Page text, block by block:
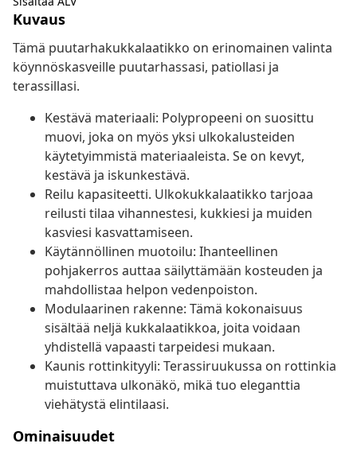
Kuvaus
Tämä puutarhakukkalaatikko on erinomainen valinta
köynnöskasveille puutarhassasi, patiollasi ja
terassillasi.
Kestävä materiaali: Polypropeeni on suosittu
muovi, joka on myös yksi ulkokalusteiden
käytetyimmistä materiaaleista. Se on kevyt,
kestävä ja iskunkestävä.
Reilu kapasiteetti. Ulkokukkalaatikko tarjoaa
reilusti tilaa vihannestesi, kukkiesi ja muiden
kasviesi kasvattamiseen.
Käytännöllinen muotoilu: Ihanteellinen
pohjakerros auttaa säilyttämään kosteuden ja
mahdollistaa helpon vedenpoiston.
Modulaarinen rakenne: Tämä kokonaisuus
sisältää neljä kukkalaatikkoa, joita voidaan
yhdistellä vapaasti tarpeidesi mukaan.
Kaunis rottinkityyli: Terassiruukussa on rottinkia
muistuttava ulkonäkö, mikä tuo eleganttia
viehätystä elintilaasi.
Ominaisuudet